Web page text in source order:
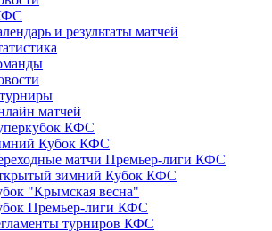
и результаты матчей
матчей
КФС
Кубок КФС
матчи Премьер-лиги КФС
зимний Кубок КФС
"Крымская весна"
Премьер-лиги КФС
турниров КФС